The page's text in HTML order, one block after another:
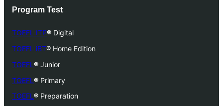
Program Test
TOEFL ITP® Digital
TOEFL iBT® Home Edition
TOEFL ® Junior
TOEFL ® Primary
TOEFL ® Preparation